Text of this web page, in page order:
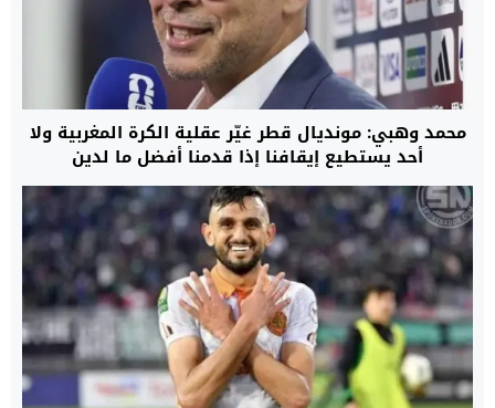
محمد وهبي: مونديال قطر غيّر عقلية الكرة المغربية ولا
أحد يستطيع إيقافنا إذا قدمنا أفضل ما لدين